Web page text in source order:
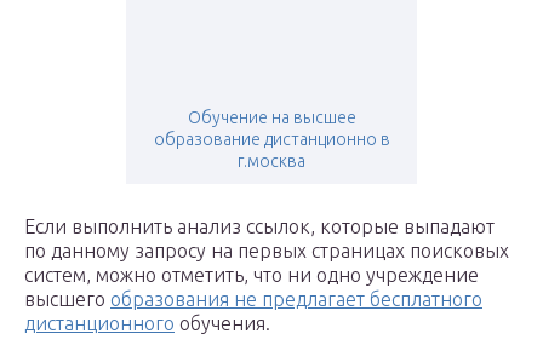
Обучение на высшее
образование дистанционно в
г.москва
Если выполнить анализ ссылок, которые выпадают
по данному запросу на первых страницах поисковых
систем, можно отметить, что ни одно учреждение
высшего образования не предлагает бесплатного
дистанционного обучения.